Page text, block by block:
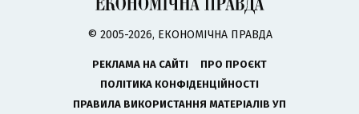
© 2005-2026, ЕКОНОМІЧНА ПРАВДА
РЕКЛАМА НА САЙТІ
ПРО ПРОЄКТ
ПОЛІТИКА КОНФІДЕНЦІЙНОСТІ
ПРАВИЛА ВИКОРИСТАННЯ МАТЕРІАЛІВ УП